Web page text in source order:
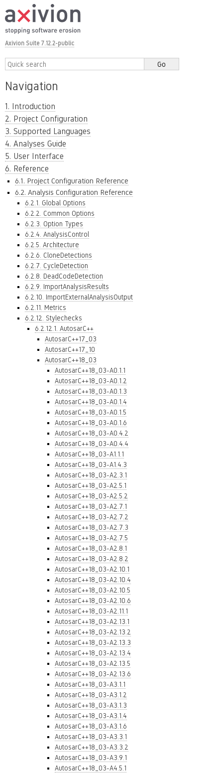
Axivion Suite 7.12.2-public
Navigation
1. Introduction
2. Project Configuration
3. Supported Languages
4. Analyses Guide
5. User Interface
6. Reference
6.1. Project Configuration Reference
6.2. Analysis Configuration Reference
6.2.1. Global Options
6.2.2. Common Options
6.2.3. Option Types
6.2.4. AnalysisControl
6.2.5. Architecture
6.2.6. CloneDetections
6.2.7. CycleDetection
6.2.8. DeadCodeDetection
6.2.9. ImportAnalysisResults
6.2.10. ImportExternalAnalysisOutput
6.2.11. Metrics
6.2.12. Stylechecks
6.2.12.1. AutosarC++
AutosarC++17_03
AutosarC++17_10
AutosarC++18_03
AutosarC++18_03-A0.1.1
AutosarC++18_03-A0.1.2
AutosarC++18_03-A0.1.3
AutosarC++18_03-A0.1.4
AutosarC++18_03-A0.1.5
AutosarC++18_03-A0.1.6
AutosarC++18_03-A0.4.2
AutosarC++18_03-A0.4.4
AutosarC++18_03-A1.1.1
AutosarC++18_03-A1.4.3
AutosarC++18_03-A2.3.1
AutosarC++18_03-A2.5.1
AutosarC++18_03-A2.5.2
AutosarC++18_03-A2.7.1
AutosarC++18_03-A2.7.2
AutosarC++18_03-A2.7.3
AutosarC++18_03-A2.7.5
AutosarC++18_03-A2.8.1
AutosarC++18_03-A2.8.2
AutosarC++18_03-A2.10.1
AutosarC++18_03-A2.10.4
AutosarC++18_03-A2.10.5
AutosarC++18_03-A2.10.6
AutosarC++18_03-A2.11.1
AutosarC++18_03-A2.13.1
AutosarC++18_03-A2.13.2
AutosarC++18_03-A2.13.3
AutosarC++18_03-A2.13.4
AutosarC++18_03-A2.13.5
AutosarC++18_03-A2.13.6
AutosarC++18_03-A3.1.1
AutosarC++18_03-A3.1.2
AutosarC++18_03-A3.1.3
AutosarC++18_03-A3.1.4
AutosarC++18_03-A3.1.6
AutosarC++18_03-A3.3.1
AutosarC++18_03-A3.3.2
AutosarC++18_03-A3.9.1
AutosarC++18_03-A4.5.1